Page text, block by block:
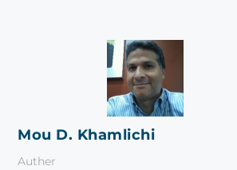
Mou D. Khamlichi
Auther